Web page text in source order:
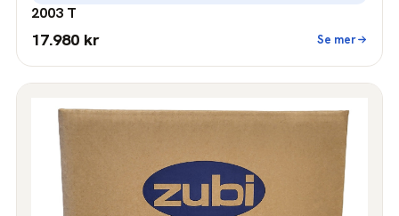
2003 T
17.980 kr Se mer